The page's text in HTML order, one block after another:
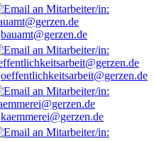
bauamt@gerzen.de
oeffentlichkeitsarbeit@gerzen.de
kaemmerei@gerzen.de